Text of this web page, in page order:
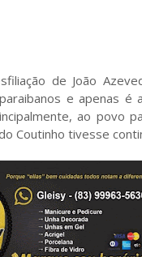
de João
e apenas
ao povo
Coutinho tivesse